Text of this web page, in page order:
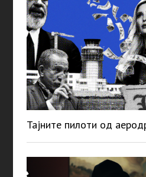
Тајните пилоти од